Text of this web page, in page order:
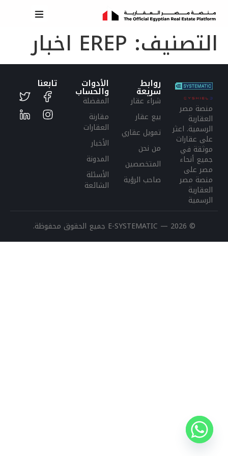
التصنيف: EREP اخبار
منصة مصر
العقارية
الرسمية. اعثر
على عقارات
موثقة في
جميع أنحاء
مصر على
منصة مصر
العقارية
الرسمية
روابط
سريعة
شراء عقار
بيع عقار
تمويل عقاري
من نحن
المتخصصين
صاحب الرؤية
الأدوات
والحساب
المفضلة
مقارنة
العقارات
الأخبار
المدونة
الأسئلة
الشائعة
تابعنا
© 2026 —
E-SYSTEMATIC جميع الحقوق محفوظة.